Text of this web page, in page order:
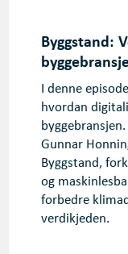
Byggstand:
I denne
hvordan
Gunnar
Byggstand,
og
forbedre
verdikjeden.